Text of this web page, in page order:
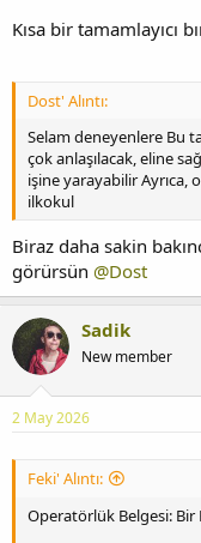
Kısa bir tamamlayıcı
Dost' Alıntı:
Selam deneyenlere Bu
çok anlaşılacak, eline
işine yarayabilir Ayrıca,
ilkokul
Biraz daha sakin
görürsün @Dost
Sadik
New member
2 May 2026
Feki' Alıntı:
Operatörlük Belgesi: